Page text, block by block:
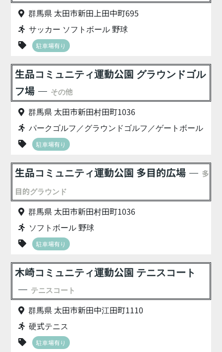
群馬県 太田市新田上田中町695
サッカー ソフトボール 野球
駐車場有り
生品コミュニティ運動公園 グラウンドゴル
フ場
その他
群馬県 太田市新田村田町1036
パークゴルフ／グラウンドゴルフ／ゲートボール
駐車場有り
生品コミュニティ運動公園 多目的広場
多
目的グラウンド
群馬県 太田市新田村田町1036
ソフトボール 野球
駐車場有り
木崎コミュニティ運動公園 テニスコート
テニスコート
群馬県 太田市新田中江田町1110
硬式テニス
駐車場有り